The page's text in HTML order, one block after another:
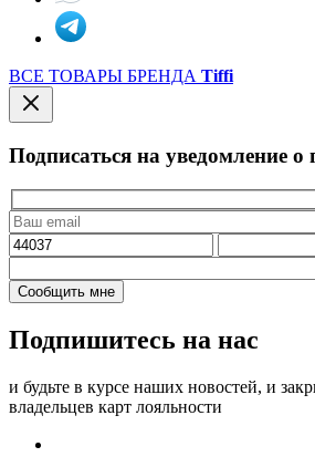
ВСЕ ТОВАРЫ БРЕНДА Tiffi
Подписаться на уведомление о
Подпишитесь на нас
и будьте в курсе наших новостей, и
владельцев карт лояльности